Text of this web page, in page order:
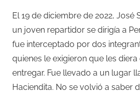
El 19 de diciembre de 2022, José
un joven repartidor se dirigía a
fue interceptado por dos
quienes le exigieron que les
entregar. Fue llevado a un lugar
Haciendita. No se volvió a saber